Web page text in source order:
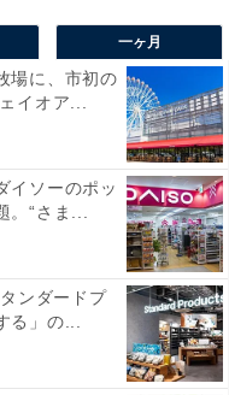
一ヶ月
場に、市初の
イオア...
イソーのポッ
“さま...
ンダードプ
る」の...